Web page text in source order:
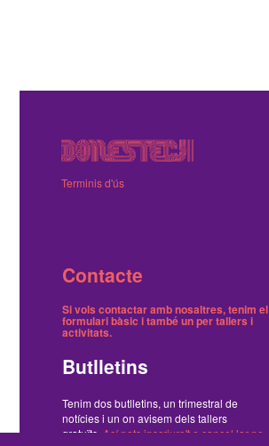
Terminis d'ús
Contacte
Si vols contactar amb nosaltres, tenim el
formulari bàsic i tambéun per tallers i
activitats.
Butlletins
Tenim dos butlletins, un trimestral de
notícies i un on avisem dels tallers
gratuïts. Ací pots inscriure't o cancel·lar-ne